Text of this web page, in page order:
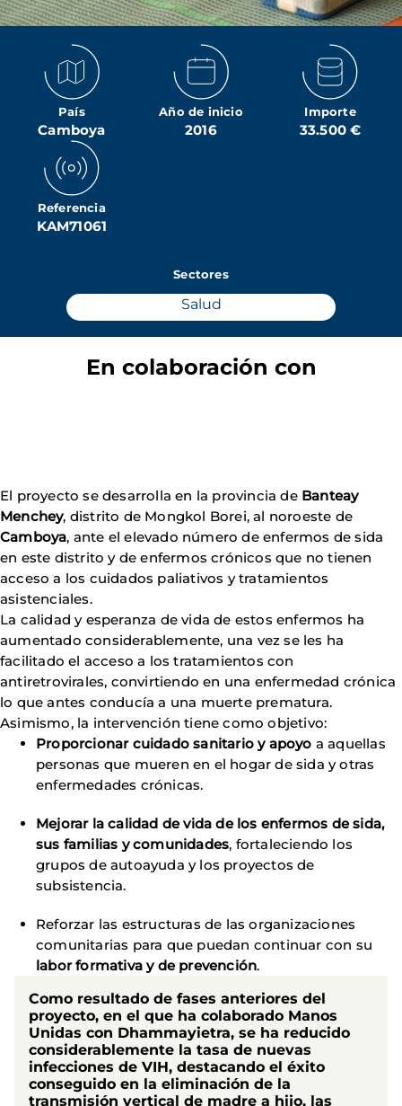
País
Camboya
Año de inicio
2016
Importe
33.500 €
Referencia
KAM71061
Sectores
Salud
En colaboración con
El proyecto se desarrolla en la provincia de Banteay
Menchey, distrito de Mongkol Borei, al noroeste de
Camboya, ante el elevado número de enfermos de sida
en este distrito y de enfermos crónicos que no tienen
acceso a los cuidados paliativos y tratamientos
asistenciales.
La calidad y esperanza de vida de estos enfermos ha
aumentado considerablemente, una vez se les ha
facilitado el acceso a los tratamientos con
antiretrovirales, convirtiendo en una enfermedad crónica
lo que antes conducía a una muerte prematura.
Asimismo, la intervención tiene como objetivo:
Proporcionar cuidado sanitario y apoyo a aquellas
personas que mueren en el hogar de sida y otras
enfermedades crónicas.
Mejorar la calidad de vida de los enfermos de sida,
sus familias y comunidades, fortaleciendo los
grupos de autoayuda y los proyectos de
subsistencia.
Reforzar las estructuras de las organizaciones
comunitarias para que puedan continuar con su
labor formativa y de prevención.
Como resultado de fases anteriores del
proyecto, en el que ha colaborado Manos
Unidas con Dhammayietra, se ha reducido
considerablemente la tasa de nuevas
infecciones de VIH, destacando el éxito
conseguido en la eliminación de la
transmisión vertical de madre a hijo, las